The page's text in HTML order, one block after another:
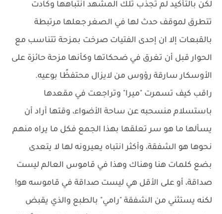
لكن بالتأكيد لم تجذب تلك المشهد انتباهها وكادت
تتطرق لموقف حدث لها في الصغر جعلها مرتبطة
بالقبعات إلا ان إحدى الفتيات صرخت بمزحة تتناسب مع
الحوار قبل أن تغرق في ضحكاتها وكأنها مزحة حائزة على
الأوسكار سارقة رؤوس من لايزال محتفظًا بوعيه.
راقب كيف تسمرت "ميرا" وتراجعت في مقعدها
باستسلام منسحبه عن ساحة الأضواء، وقتها أراد أن
يسألها ما هو سر تعلقها بهذا الجمع فكل ما يراه منهم
نحوها هو الشفقة، وأكثر انتباه يعيرونه لها لا يتعدى
بضع كلمات هنا وهناك وهذا في قاموس العالم ليست
صداقة، أو على الأقل هي ليست صداقة في قاموسه هو!
لكنه يستثني من الشفقة "رامي" بالطبع والذي يقبض